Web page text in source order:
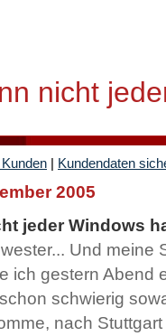
nicht
| Kundendaten
2005
jeder Windows
Und meine
ich gestern Abend
schwierig
nach